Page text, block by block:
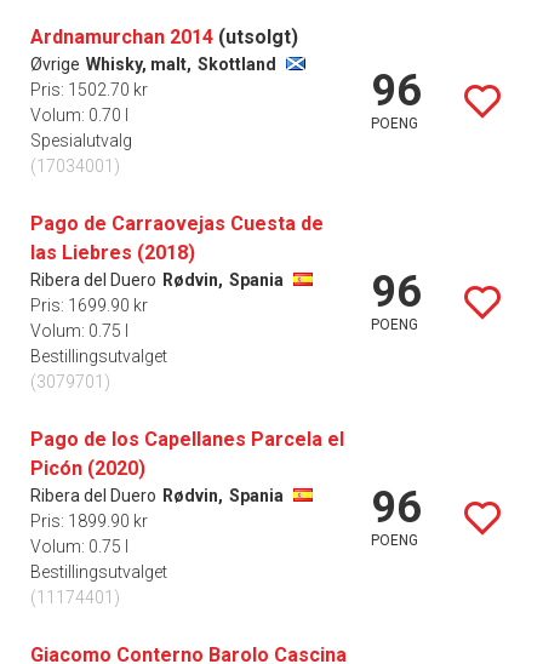
Ardnamurchan 2014 (utsolgt)
Øvrige Whisky, malt, Skottland
Pris: 1502.70 kr
Volum: 0.70 l
Spesialutvalg
(17034001)
96
POENG
Pago de Carraovejas Cuesta de
las Liebres (2018)
Ribera del Duero Rødvin, Spania
Pris: 1699.90 kr
Volum: 0.75 l
Bestillingsutvalget
(3079701)
96
POENG
Pago de los Capellanes Parcela el
Picón (2020)
Ribera del Duero Rødvin, Spania
Pris: 1899.90 kr
Volum: 0.75 l
Bestillingsutvalget
(11174401)
96
POENG
Giacomo Conterno Barolo Cascina